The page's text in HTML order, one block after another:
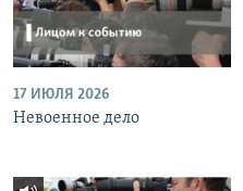
17 ИЮЛЯ 2026
Невоенное дело